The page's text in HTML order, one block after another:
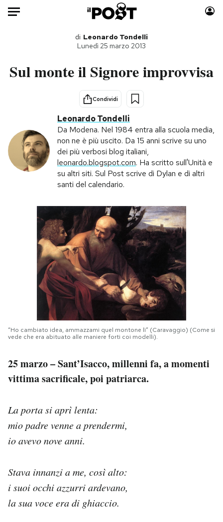
Auto
Tecnologia
Internet
Scienza
Cultura
Economia
Libri
Storie/Idee
Ok Boomer!
Media
Europa
PODCAST
NEWSLETTER
I MIEI PREFERITI
SHOP
CALENDARIO
AREA PERSONALE
Area Personale
Newsletter
Hai bisogno di aiuto?
Esci
di Leonardo Tondelli
Lunedì 25 marzo 2013
Sul monte il Signore improvvisa
Condividi
Leonardo Tondelli
Da Modena. Nel 1984 entra alla scuola media,
non ne è più uscito. Da 15 anni scrive su uno
dei più verbosi blog italiani,
leonardo.blogspot.com. Ha scritto sull'Unità e
su altri siti. Sul Post scrive di Dylan e di altri
santi del calendario.
“Ho cambiato idea, ammazzami quel montone lì” (Caravaggio) (Come si
vede che era abituato alle maniere forti coi modelli).
25 marzo – Sant’Isacco, millenni fa, a momenti
vittima sacrificale, poi patriarca.
La porta si aprì lenta:
mio padre venne a prendermi,
io avevo nove anni.
Stava innanzi a me, così alto:
i suoi occhi azzurri ardevano,
la sua voce era di ghiaccio.